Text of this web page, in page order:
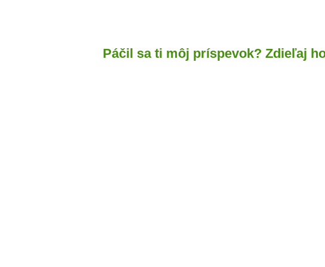
Páčil sa ti môj príspevok? Zdieľaj